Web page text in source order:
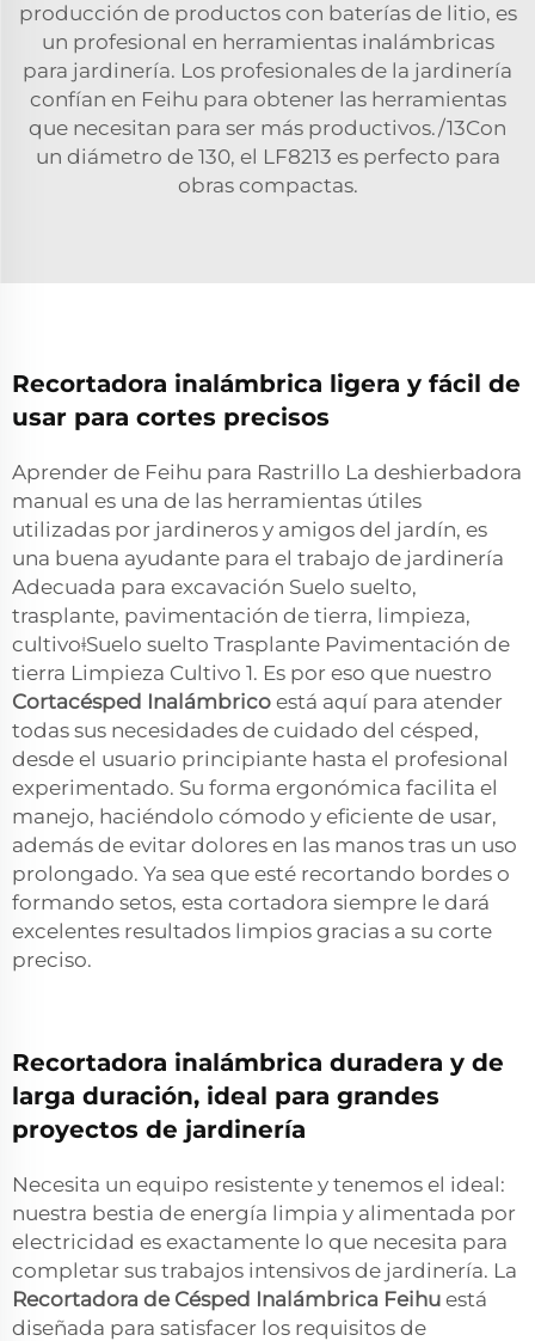
producción de productos con baterías de litio, es
un profesional en herramientas inalámbricas
para jardinería. Los profesionales de la jardinería
confían en Feihu para obtener las herramientas
que necesitan para ser más productivos./13Con
un diámetro de 130, el LF8213 es perfecto para
obras compactas.
Recortadora inalámbrica ligera y fácil de
usar para cortes precisos
Aprender de Feihu para Rastrillo La deshierbadora
manual es una de las herramientas útiles
utilizadas por jardineros y amigos del jardín, es
una buena ayudante para el trabajo de jardinería
Adecuada para excavación Suelo suelto,
trasplante, pavimentación de tierra, limpieza,
cultivoǂSuelo suelto Trasplante Pavimentación de
tierra Limpieza Cultivo 1. Es por eso que nuestro
Cortacésped Inalámbrico está aquí para atender
todas sus necesidades de cuidado del césped,
desde el usuario principiante hasta el profesional
experimentado. Su forma ergonómica facilita el
manejo, haciéndolo cómodo y eficiente de usar,
además de evitar dolores en las manos tras un uso
prolongado. Ya sea que esté recortando bordes o
formando setos, esta cortadora siempre le dará
excelentes resultados limpios gracias a su corte
preciso.
Recortadora inalámbrica duradera y de
larga duración, ideal para grandes
proyectos de jardinería
Necesita un equipo resistente y tenemos el ideal:
nuestra bestia de energía limpia y alimentada por
electricidad es exactamente lo que necesita para
completar sus trabajos intensivos de jardinería. La
Recortadora de Césped Inalámbrica Feihu está
diseñada para satisfacer los requisitos de